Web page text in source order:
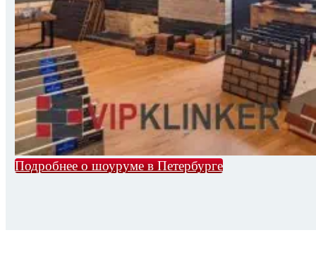
Подробнее о шоуруме в Петербурге